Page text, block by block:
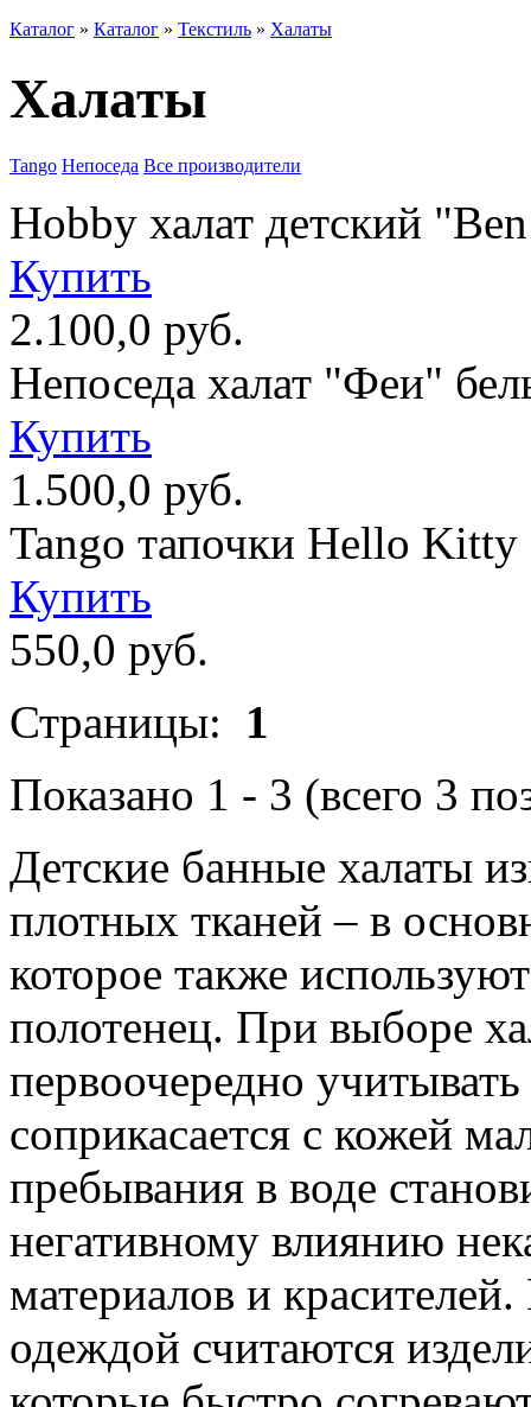
Каталог » Каталог » Текстиль » Халаты
Халаты
Tango Непоседа Все производители
Hobby халат детский
Купить
2.100,0 руб.
Непоседа халат "Феи"
Купить
1.500,0 руб.
Tango тапочки Hello Kitty
Купить
550,0 руб.
Страницы: 1
Показано 1 - 3 (всего 3
Детские банные халаты
плотных тканей – в
которое также
полотенец. При выборе
первоочередно
соприкасается с кожей
пребывания в воде
негативному влиянию
материалов и
одеждой считаются